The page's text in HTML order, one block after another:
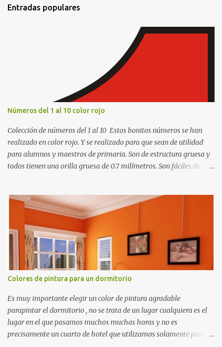
t
Entradas populares
Números del 1 al 10 color rojo
Colección de números del 1 al 10 Estos bonitos números se han
realizado en color rojo. Y se realizado para que sean de utilidad
para alumnos y maestros de primaria. Son de estructura gruesa y
todos tienen una orilla gruesa de 0.7 milímetros. Son fáciles de
matemáticos, para decorar los cumpleaños de los niños, entre
otras cosas.
Colores de pintura para un dormitorio
Es muy importante elegir un color de pintura agradable
parapintar el dormitorio , no se trata de un lugar cualquiera es el
lugar en el que pasamos muchos muchas horas y no es
precisamente un cuarto de hotel que utilizamos solamente para